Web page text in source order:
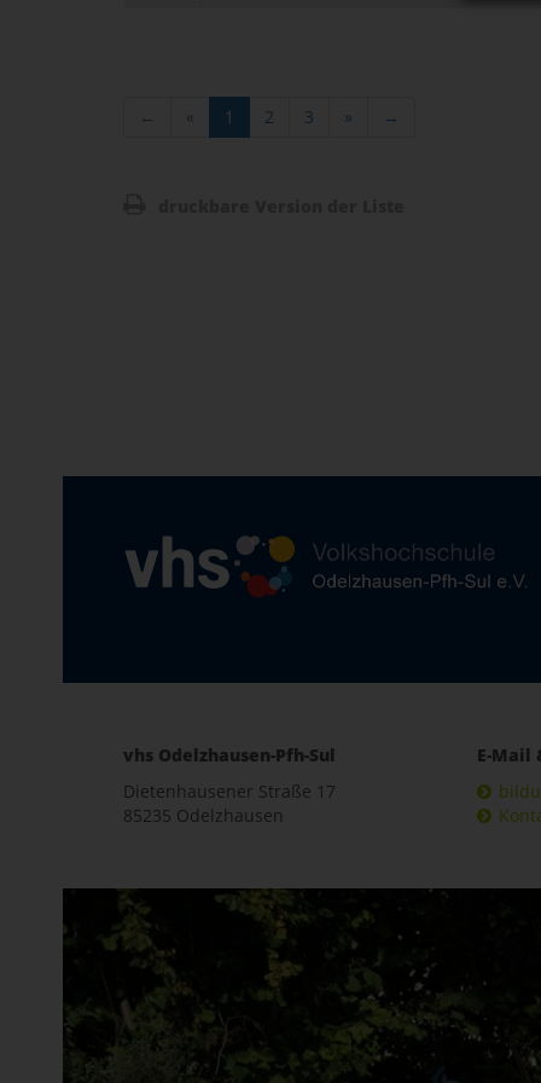
← « 1 2 3 » →
vhs Odelzhausen-Pfh-Sul
Dietenhausener Straße 17
85235 Odelzhausen
E-Mail